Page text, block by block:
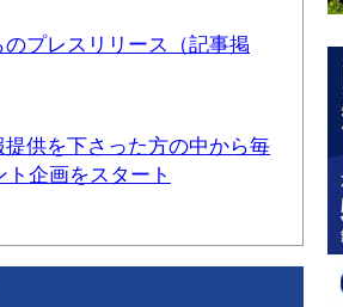
プレスリリース（記事掲
提供を下さった方の中から毎
ト企画をスタート